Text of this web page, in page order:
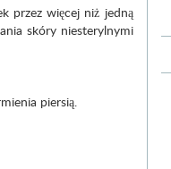
przez więcej niż jedną
skóry niesterylnymi
piersią.